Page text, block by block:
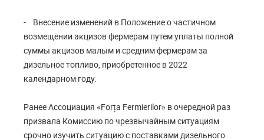
- Внесение изменений в Положение о частичном
возмещении акцизов фермерам путем уплаты полной
суммы акцизов малым и средним фермерам за
дизельное топливо, приобретенное в 2022
календарном году.
Ранее Ассоциация «Forța Fermierilor» в очередной раз
призвала Комиссию по чрезвычайным ситуациям
срочно изучить ситуацию с поставками дизельного